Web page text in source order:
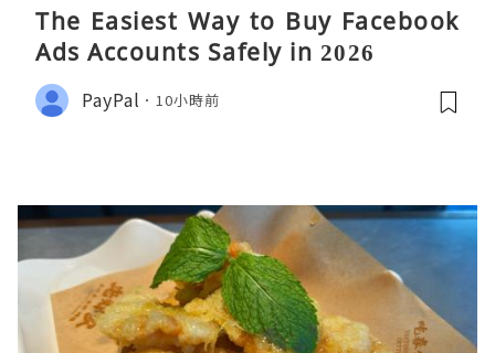
The Easiest Way to Buy Facebook
Ads Accounts Safely in 2026
PayPal 10小時前